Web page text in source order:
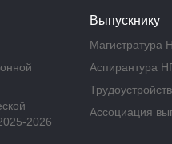
2026
Выпускнику
Магистратура
Аспирантура
Ассоциация